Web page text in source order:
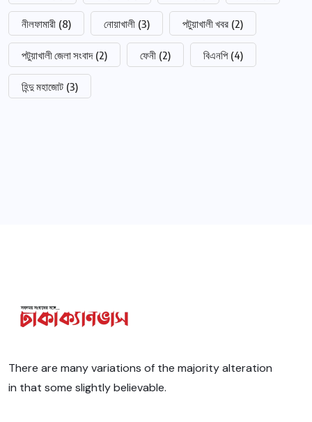
নীলফামারী (8) নোয়াখালী (3) পটুয়াখালী খবর (2)
পটুয়াখালী জেলা সংবাদ (2) ফেনী (2) বিএনপি (4)
হিন্দু মহাজোট (3)
There are many variations of the majority alteration
in that some slightly believable.